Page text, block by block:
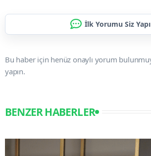
İlk Yorumu Siz
Bu haber için henüz onaylı yorum
yapın.
BENZER HABERLER